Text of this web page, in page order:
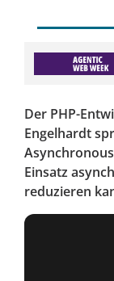
Der PHP-
Engelhardt
Einsatz
reduzieren